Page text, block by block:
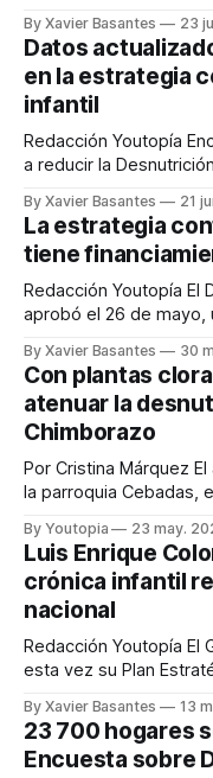
padece, por diversas
edad implica
los
By Xavier Basantes 23
Datos
en la estrategia
infantil
Redacción Youtopía Encontrar alternativas que contribuyan
a reducir la
sumar esfuerzos y
entre actores públicos,
En el primer día del
By Xavier Basantes 21
La estrategia
tiene
Redacción Youtopía El Directorio del Banco Mundial (BM)
aprobó el 26 de mayo,
Social (SPS) en Ecuador. Los nuevos recursos se
a apoyar la Estrategia
By Xavier Basantes 30
Con plantas
atenuar la
Chimborazo
Por Cristina Márquez El agua que brota de las vertientes de
la parroquia Cebadas,
puras y que tiene buen sabor. En las
altas los habitantes,
amarillentos
By Youtopia 23 may.
Luis Enrique
crónica infantil
nacional
Redacción Youtopía El Gobierno está convencido de que
esta vez su Plan
(DCI) sí dará resultados. En el Ecuador, desde 1993,
desarrollado una
DCI, pero los
By Xavier Basantes 13
23 700 hogares
Encuesta sobre